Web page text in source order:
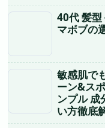
40代 髪型
マボブの
敏感肌で
ーン&ス
ンプル 成
い方徹底